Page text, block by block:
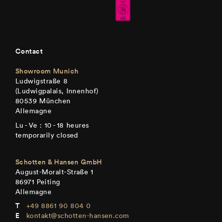
Contact
Showroom Munich
Ludwigstraße 8
(Ludwigpalais, Innenhof)
80539 München
Allemagne
Lu - Ve : 10 - 18 heures
temporarily closed
Schotten & Hansen GmbH
August-Moralt-Straße 1
86971 Peiting
Allemagne
+49 8861 90 804 0
kontakt@schotten-hansen.com